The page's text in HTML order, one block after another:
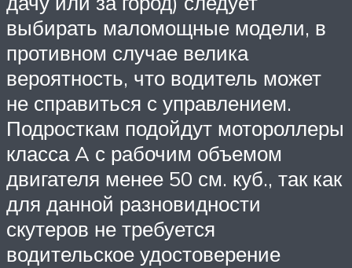
выбирать маломощные модели, в
противном случае велика
вероятность, что водитель может
не справиться с управлением.
Подросткам подойдут мотороллеры
класса A с рабочим объемом
двигателя менее 50 см. куб., так как
для данной разновидности
скутеров не требуется
водительское удостоверение